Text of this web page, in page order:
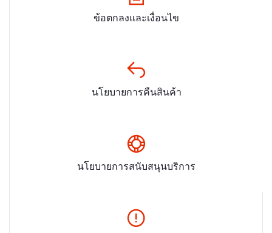
ข้อตกลงและเงื่อนไข
นโยบายการคืนสินค้า
นโยบายการสนับสนุนบริการ